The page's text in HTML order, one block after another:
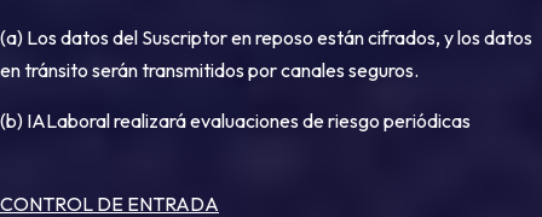
(a) Los datos del Suscriptor en reposo están cifrados, y los datos
en tránsito serán transmitidos por canales seguros.
(b) IALaboral realizará evaluaciones de riesgo periódicas
CONTROL DE ENTRADA